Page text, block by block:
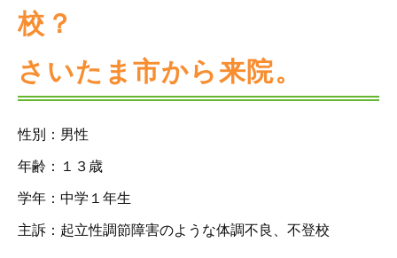
校？
さいたま市から来院。
性別：男性
年齢：１３歳
学年：中学１年生
主訴：起立性調節障害のような体調不良、不登校